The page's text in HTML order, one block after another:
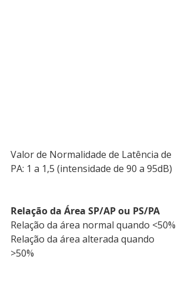
Valor de Normalidade de Latência de
PA: 1 a 1,5 (intensidade de 90 a 95dB)
Relação da Área SP/AP ou PS/PA
Relação da área normal quando <50%
Relação da área alterada quando
>50%